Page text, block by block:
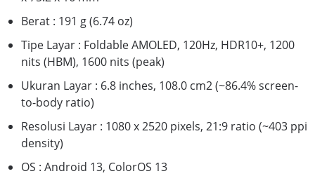
Berat : 191 g (6.74 oz)
Tipe Layar : Foldable AMOLED, 120Hz, HDR10+, 1200
nits (HBM), 1600 nits (peak)
Ukuran Layar : 6.8 inches, 108.0 cm2 (~86.4% screen-
to-body ratio)
Resolusi Layar : 1080 x 2520 pixels, 21:9 ratio (~403 ppi
density)
OS : Android 13, ColorOS 13